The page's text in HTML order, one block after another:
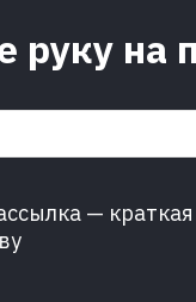
руку на
—